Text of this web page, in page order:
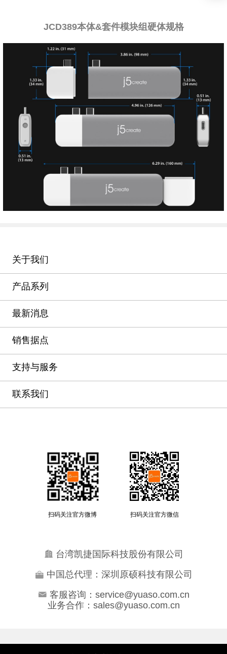
JCD389本体&套件模块组硬体规格
关于我们
产品系列
最新消息
销售据点
支持与服务
联系我们
扫码关注官方微博 扫码关注官方微信
台湾凯捷国际科技股份有限公司
中国总代理：深圳原硕科技有限公司
客服咨询：service@yuaso.com.cn
业务合作：sales@yuaso.com.cn